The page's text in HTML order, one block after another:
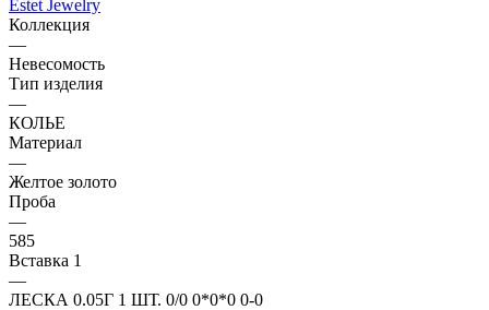
Estet Jewelry
Коллекция
—
Невесомость
Тип изделия
—
КОЛЬЕ
Материал
—
Желтое золото
Проба
—
585
Вставка 1
—
ЛЕСКА 0.05Г 1 ШТ. 0/0 0*0*0 0-0